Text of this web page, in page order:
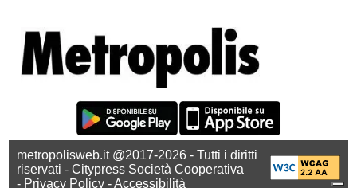
metropolisweb.it @2017-2026 - Tutti i diritti
riservati - Citypress Società Cooperativa
- Privacy Policy -Accessibilità